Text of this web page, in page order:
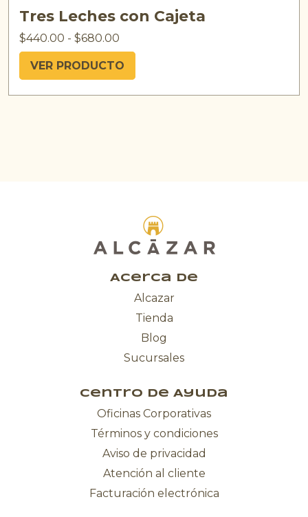
Tres Leches con Cajeta
$440.00 - $680.00
VER PRODUCTO
Acerca de
Alcazar
Tienda
Blog
Sucursales
Centro de Ayuda
Oficinas Corporativas
Términos y condiciones
Aviso de privacidad
Atención al cliente
Facturación electrónica